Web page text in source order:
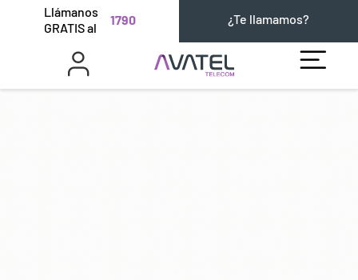
Llámanos
GRATIS al
1790 ¿Te llamamos?